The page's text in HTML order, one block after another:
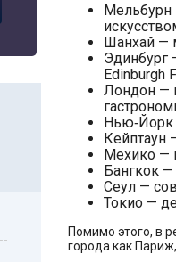
Мельбурн
Шанхай —
Эдинбург
Edinburgh
Лондон —
Нью‑Йорк
Кейптаун
Мехико —
Бангкок
Сеул —
Токио —
Помимо этого, в
города как